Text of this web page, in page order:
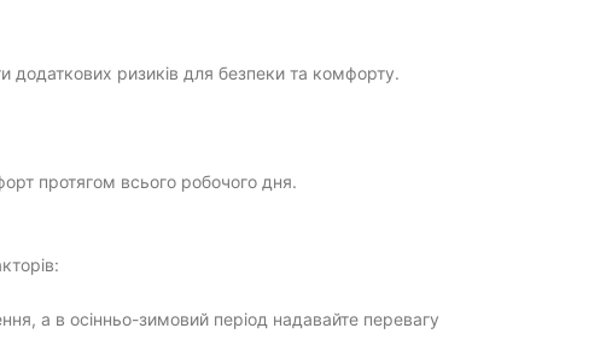
додаткових ризиків для безпеки та комфорту.
протягом всього робочого дня.
а в осінньо-зимовий період надавайте перевагу